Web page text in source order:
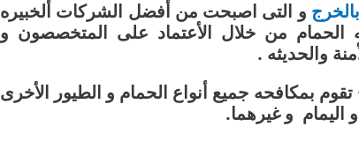
و التى اصبحت من أفضل الشركات ألخبيره
الحمام من خلال الأعتماد على المتخصصون و
والحديثه .
بمكافحه جميع أنواع الحمام و الطيور الأخرى
اليمام و غيرهما.